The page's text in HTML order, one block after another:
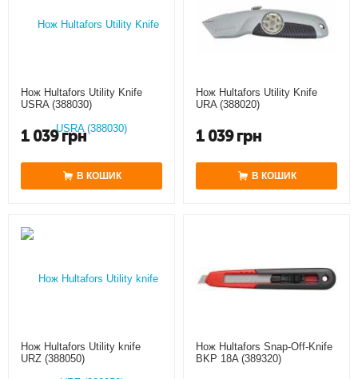
Нож Hultafors Utility Knife
USRA (388030)
1 039грн
В КОШИК
Нож Hultafors Utility Knife
URA (388020)
1 039 грн
В КОШИК
Нож Hultafors Utility knife
URZ (388050)
Нож Hultafors Snap-Off-Knife
BKP 18A (389320)